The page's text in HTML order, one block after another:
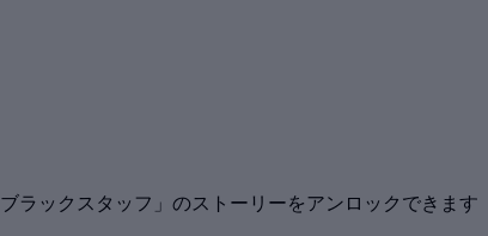
ラックスタッフ」のストーリーをアンロックできます